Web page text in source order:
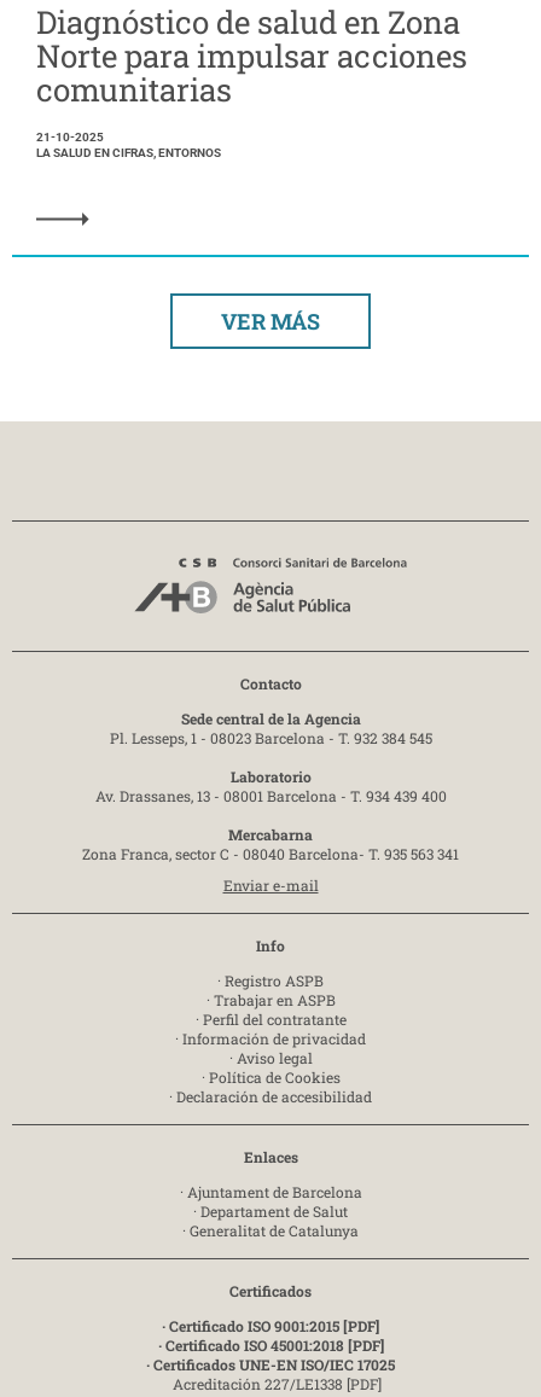
Diagnóstico de salud en Zona
Norte para impulsar acciones
comunitarias
21-10-2025
LA SALUD EN CIFRAS, ENTORNOS
VER MÁS
Contacto
Sede central de la Agencia
Pl. Lesseps, 1 - 08023 Barcelona - T. 932 384 545
Laboratorio
Av. Drassanes, 13 - 08001 Barcelona - T. 934 439 400
Mercabarna
Zona Franca, sector C - 08040 Barcelona- T. 935 563 341
Enviar e-mail
Info
· Registro ASPB
· Trabajar en ASPB
· Perfil del contratante
· Información de privacidad
· Aviso legal
· Política de Cookies
· Declaración de accesibilidad
Enlaces
· Ajuntament de Barcelona
· Departament de Salut
· Generalitat de Catalunya
Certificados
· Certificado ISO 9001:2015 [PDF]
· Certificado ISO 45001:2018 [PDF]
· Certificados UNE-EN ISO/IEC 17025
Acreditación 227/LE1338 [PDF]